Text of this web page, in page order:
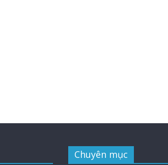
Chuyên mục